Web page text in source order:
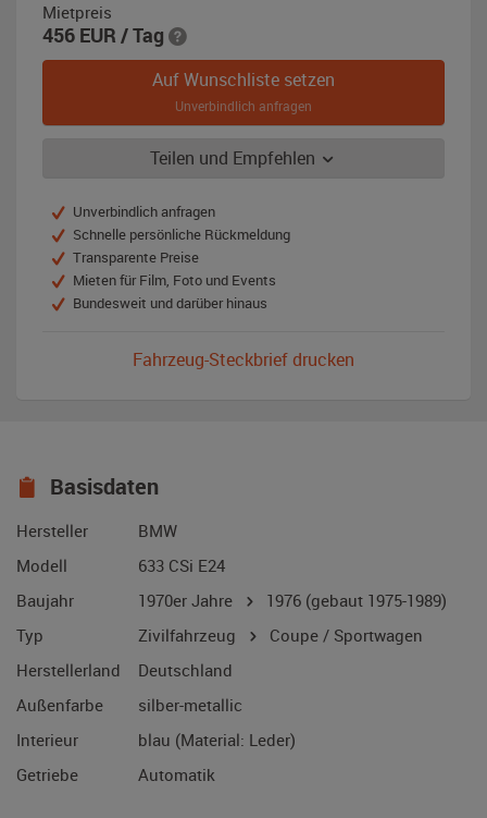
Mietpreis
456 EUR / Tag
Auf Wunschliste setzen
Unverbindlich anfragen
Teilen und Empfehlen
Unverbindlich anfragen
Schnelle persönliche Rückmeldung
Transparente Preise
Mieten für Film, Foto und Events
Bundesweit und darüber hinaus
Fahrzeug-Steckbrief drucken
Basisdaten
Hersteller
BMW
Modell
633 CSi E24
Baujahr
1970er Jahre 1976 (gebaut 1975-1989)
Typ
Zivilfahrzeug
Coupe / Sportwagen
Herstellerland
Deutschland
Außenfarbe
silber-metallic
Interieur
blau (Material: Leder)
Getriebe
Automatik